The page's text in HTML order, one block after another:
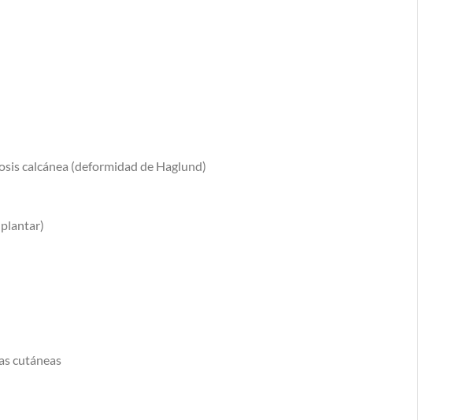
calcánea (deformidad de Haglund)
cutáneas